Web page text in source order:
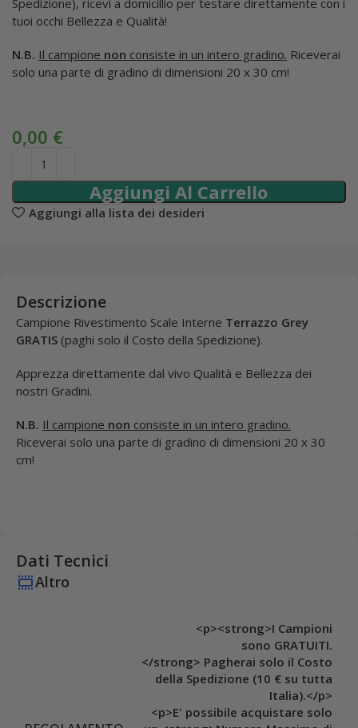
Spedizione), ricevi a domicillio per testare direttamente con i
tuoi occhi Bellezza e Qualità!
N.B. Il campione non consiste in un intero gradino. Riceverai
solo una parte di gradino di dimensioni 20 x 30 cm!
0,00 €
Aggiungi Al Carrello
Aggiungi alla lista dei desideri
Descrizione
Campione Rivestimento Scale Interne Terrazzo Grey
GRATIS (paghi solo il Costo della Spedizione).
Apprezza direttamente dal vivo Qualità e Bellezza dei
nostri Gradini.
N.B. Il campione non consiste in un intero gradino.
Riceverai solo una parte di gradino di dimensioni 20 x 30
cm!
Dati Tecnici
Altro
<p><strong>I Campioni
sono GRATUITI.
</strong> Pagherai solo il Costo
della Spedizione (10 € su tutta
Italia).</p>
<p>E' possibile acquistare solo